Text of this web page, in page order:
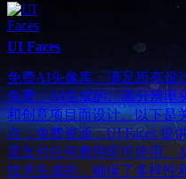
UI Faces
免费AI头像库：满足所有设
免费、AI生成的、高分辨率
和创意项目而设计。以下是
点：免费资源：UI Faces 提
需支付任何费用即可使用。
技术生成的，确保了多样性